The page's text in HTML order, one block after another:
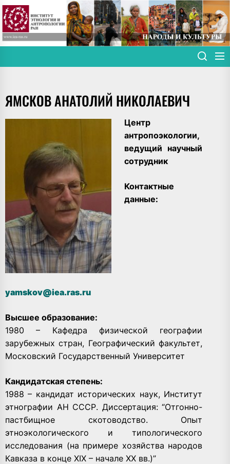
Skip
to
the
content
ЯМСКОВ АНАТОЛИЙ НИКОЛАЕВИЧ
Центр
антропоэкологии,
ведущий научный
сотрудник
Контактные
данные:
yamskov@iea.ras.ru
Высшее образование:
1980 – Кафедра физической географии
зарубежных стран, Географический факультет,
Московский Государственный Университет
Кандидатская степень:
1988 – кандидат исторических наук, Институт
этнографии АН СССР. Диссертация: “Отгонно-
пастбищное скотоводство. Опыт
этноэкологического и типологического
исследования (на примере хозяйства народов
Кавказа в конце XIX – начале XX вв.)”